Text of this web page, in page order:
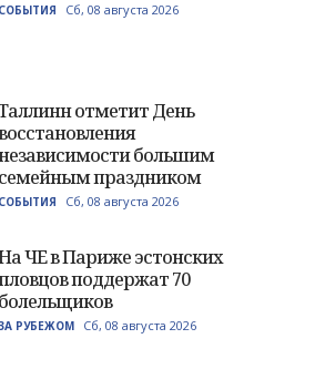
СОБЫТИЯ Сб, 08 августа 2026
отметит День
большим
семейным праздником
СОБЫТИЯ Сб, 08 августа 2026
ЧЕ в Париже эстонских
поддержат 70
болельщиков
РУБЕЖОМ Сб, 08 августа 2026